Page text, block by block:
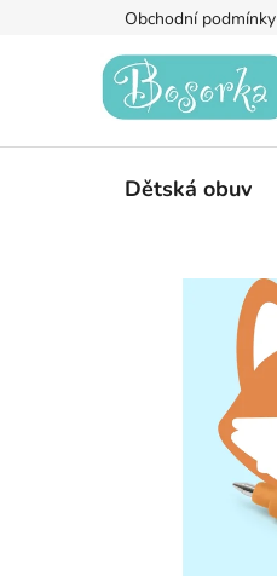
Obchodní podmínky
Dětská obuv